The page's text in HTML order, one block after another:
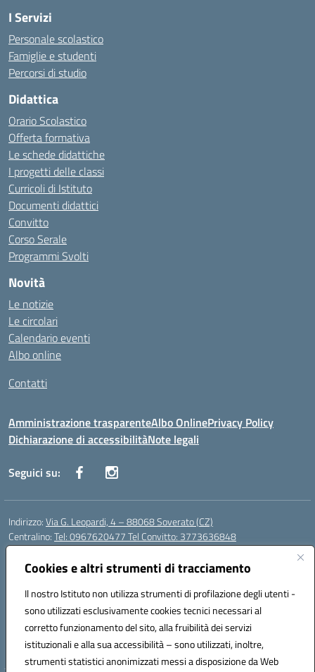
Cookies e altri strumenti di tracciamento
Il nostro Istituto non utilizza strumenti di profilazione degli utenti -
sono utilizzati esclusivamente cookies tecnici necessari al
corretto funzionamento del sito, alla fruibilità dei servizi
istituzionali e alla sua accessibilità – sono utilizzati, inoltre,
strumenti statistici anonimizzati messi a disposizione da Web
I Servizi
Personale scolastico
Famiglie e studenti
Percorsi di studio
Didattica
Orario Scolastico
Offerta formativa
Le schede didattiche
I progetti delle classi
Curricoli di Istituto
Documenti didattici
Convitto
Corso Serale
Programmi Svolti
Novità
Le notizie
Le circolari
Calendario eventi
Albo online
Contatti
Amministrazione trasparenteAlbo OnlinePrivacy Policy
Dichiarazione di accessibilitàNote legali
Seguici su:
Indirizzo:Via G. Leopardi, 4 – 88068 Soverato (CZ)
Centralino:Tel: 0967620477 Tel Convitto: 3773636848
Email:
Posta elettronica certificata (PEC):czrh04000q@pec.istruzione.it
Codice fiscale: 84000690796
Codice meccanografico:CZRH04000Q
Codice Indice delle Pubbliche Amministrazioni (IPA): istsc_czrh04000q
Codice unico di fatturazione (CUF): UF9M13